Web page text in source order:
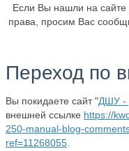
Если Вы нашли на
права, просим Вас
Переход по
Вы покидаете сайт "ДШУ -
внешней ссылке https://
250-manual-blog-
ref=11268055